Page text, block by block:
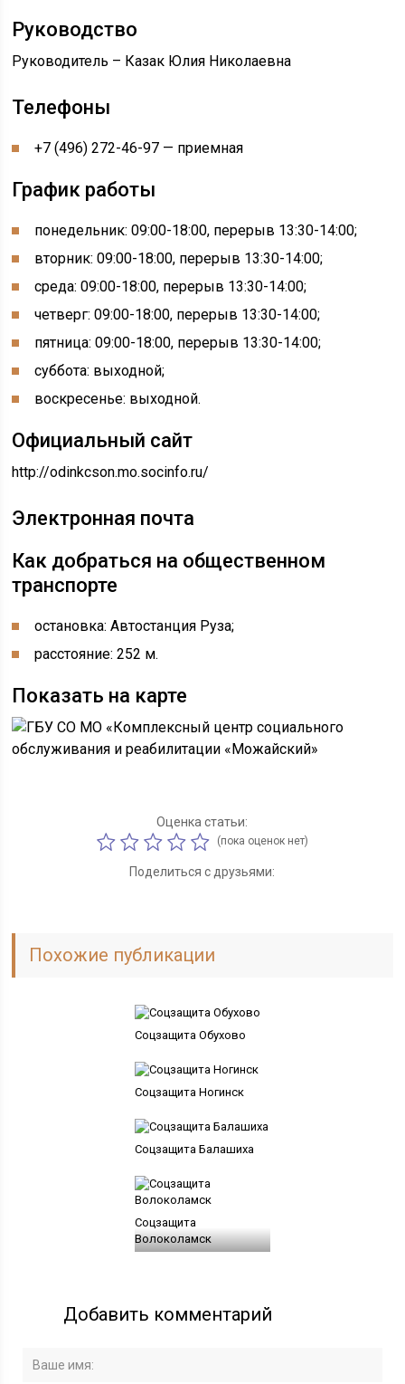
Руководство
Руководитель – Казак Юлия Николаевна
Телефоны
+7 (496) 272-46-97 — приемная
График работы
понедельник: 09:00-18:00, перерыв 13:30-14:00;
вторник: 09:00-18:00, перерыв 13:30-14:00;
среда: 09:00-18:00, перерыв 13:30-14:00;
четверг: 09:00-18:00, перерыв 13:30-14:00;
пятница: 09:00-18:00, перерыв 13:30-14:00;
суббота: выходной;
воскресенье: выходной.
Официальный сайт
http://odinkcson.mo.socinfo.ru/
Электронная почта
Как добраться на общественном
транспорте
остановка: Автостанция Руза;
расстояние: 252 м.
Показать на карте
Оценка статьи:
(пока оценок нет)
Поделиться с друзьями:
Похожие публикации
Соцзащита Обухово
Соцзащита Ногинск
Соцзащита Балашиха
Соцзащита
Волоколамск
Добавить комментарий